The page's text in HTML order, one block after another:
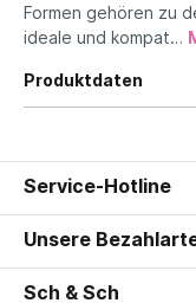
Formen gehören zu
ideale und kompat…
Produktdaten
Service-Hotline
Unsere
Sch & Sch